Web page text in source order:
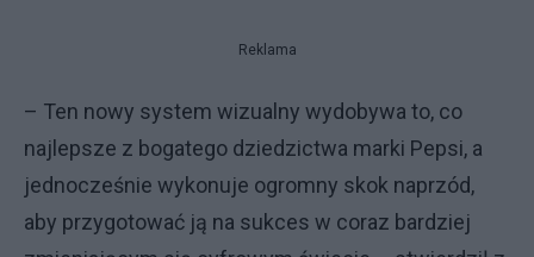
Reklama
– Ten nowy system wizualny wydobywa to, co
najlepsze z bogatego dziedzictwa marki Pepsi, a
jednocześnie wykonuje ogromny skok naprzód,
aby przygotować ją na sukces w coraz bardziej